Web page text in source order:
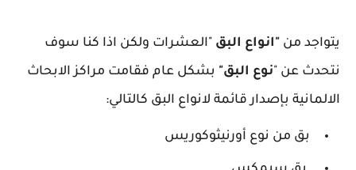
يتواجد من "انواع البق "العشرات ولكن اذا كنا سوف
نتحدث عن "نوع البق" بشكل عام فقامت مراكز الابحاث
الالمانية بإصدار قائمة لانواع البق كالتالي:
بق من نوع أورنيثوكوريس